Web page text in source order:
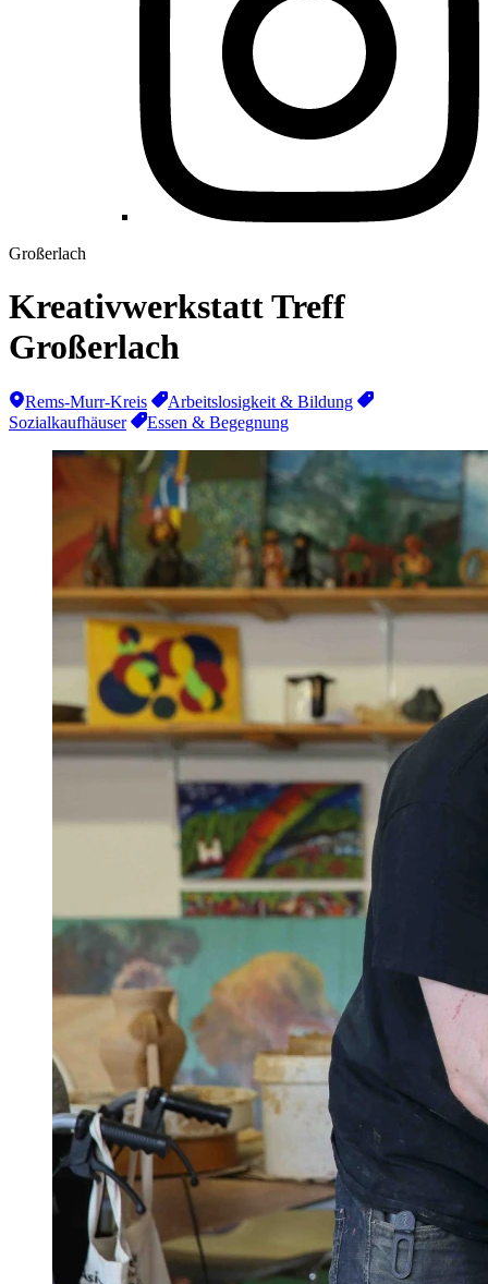
Großerlach
Kreativwerkstatt Treff
Großerlach
Rems-Murr-Kreis
Arbeitslosigkeit & Bildung
Sozialkaufhäuser
Essen & Begegnung